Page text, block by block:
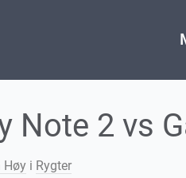
Note 2 vs
Høyi Rygter